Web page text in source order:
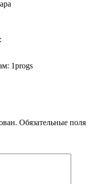
:
1progs
Обязательные поля